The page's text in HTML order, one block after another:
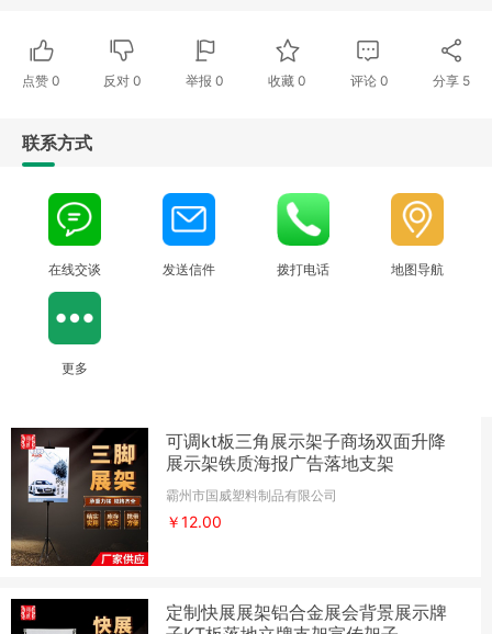
点赞 0 反对0 举报 0 收藏 0 评论 0 分享 5
联系方式
在线交谈 发送信件 拨打电话 地图导航
更多
可调kt板三角展示架子商场双面升降
展示架铁质海报广告落地支架
霸州市国威塑料制品有限公司
￥12.00
定制快展展架铝合金展会背景展示牌